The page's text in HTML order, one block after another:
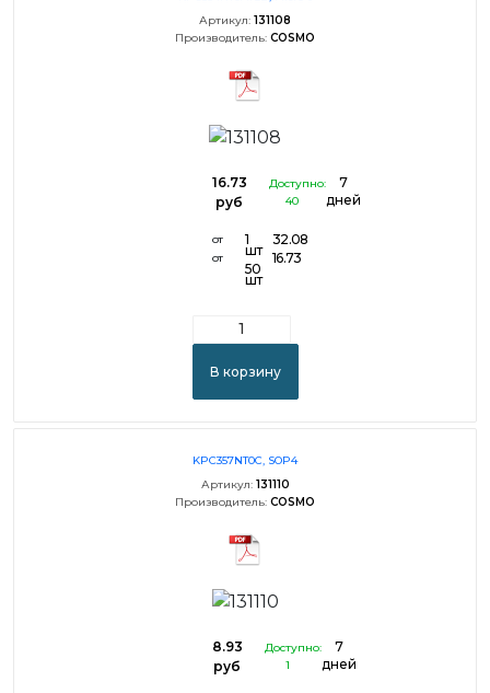
Артикул: 131108
Производитель: COSMO
16.73
руб
Доступно:
40
7
дней
от
от
1
шт
50
шт
32.08
16.73
В корзину
KPC357NT0C, SOP4
Артикул: 131110
Производитель: COSMO
8.93
руб
Доступно:
1
7
дней